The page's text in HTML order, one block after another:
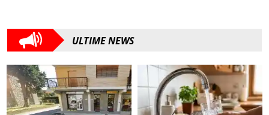
ULTIME NEWS